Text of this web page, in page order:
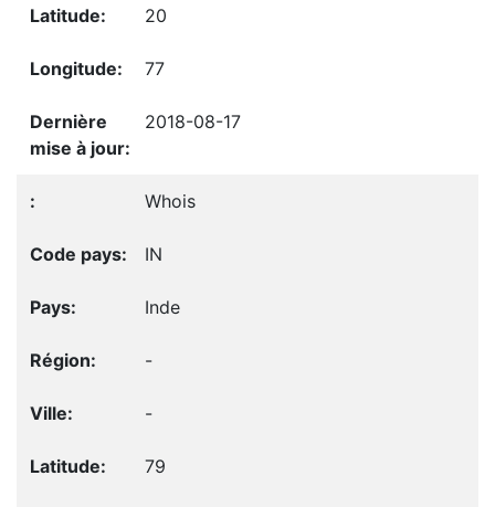
20
77
2018-08-17
Whois
IN
Inde
-
-
79